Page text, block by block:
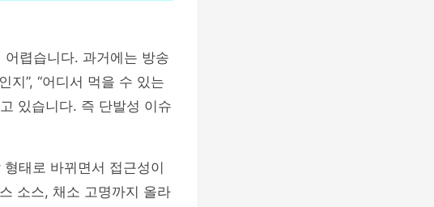
렵습니다. 과거에는 방송
지”, “어디서 먹을 수 있는
있습니다. 즉 단발성 이슈
태로 바뀌면서 접근성이
소스, 채소 고명까지 올라